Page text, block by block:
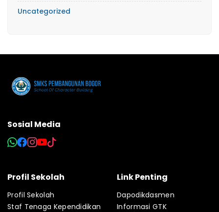
Uncategorized
Sosial Media
Profil Sekolah
Profil Sekolah
Staf Tenaga Kependidikan
Link Penting
Dapodikdasmen
Informasi GTK